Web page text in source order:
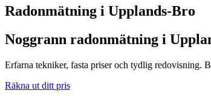
Radonmätning i Upplands-Bro
Noggrann radonmätning i
Erfarna tekniker, fasta priser och tydlig redovisning.
Räkna ut ditt pris